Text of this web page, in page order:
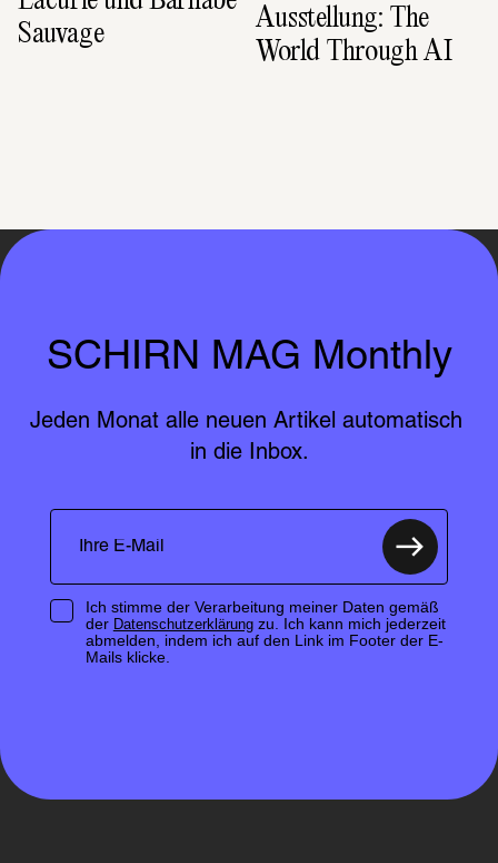
Sauvage
Ausstellung: The
World Through AI
SCHIRN MAG Monthly
Jeden Monat alle neuen Artikel automatisch
in die Inbox.
Ich stimme der Verarbeitung meiner Daten gemäß
der Datenschutzerklärungzu. Ich kann mich jederzeit
abmelden, indem ich auf den Link im Footer der E-
Mails klicke.